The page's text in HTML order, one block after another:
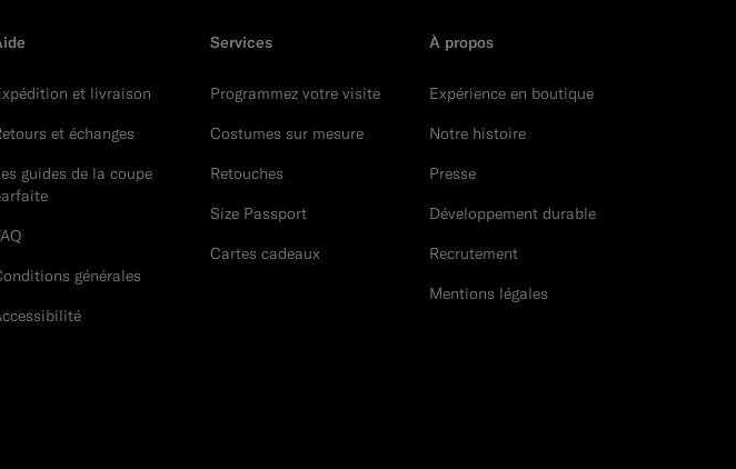
et livraison
et échanges
guides de la coupe
générales
Services
Programmez votre visite
Costumes sur mesure
Retouches
Size Passport
Cartes cadeaux
À propos
Expérience en boutique
Notre histoire
Presse
Développement durable
Recrutement
Mentions légales